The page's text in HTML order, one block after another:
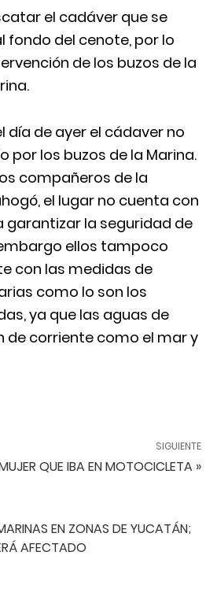
el cadáver que se
fondo del cenote, por lo
de los buzos de la
día de ayer el cádaver no
por los buzos de la Marina.
compañeros de la
el lugar no cuenta con
garantizar la seguridad de
ellos tampoco
con las medidas de
como lo son los
ya que las aguas de
de corriente como el mar y
SIGUIENTE
QUE IBA EN MOTOCICLETA »
EN ZONAS DE YUCATÁN;
AFECTADO